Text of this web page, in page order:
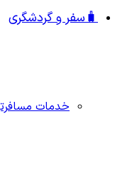
🧳سفر و گردشگری
خدمات مسافرتی